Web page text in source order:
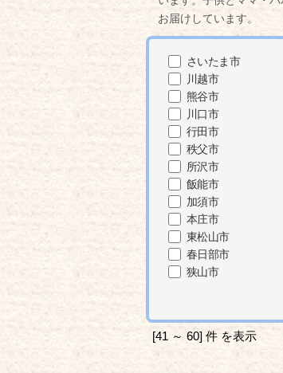
お届けしています。
さいたま市
川越市
熊谷市
川口市
行田市
秩父市
所沢市
飯能市
加須市
本庄市
東松山市
春日部市
狭山市
[41 ～ 60] 件 を表示